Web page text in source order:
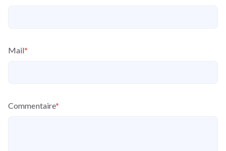
Mail*
Commentaire*